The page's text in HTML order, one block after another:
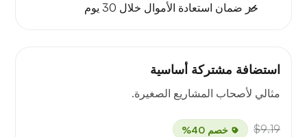
حر ضمان استعادة الأموال خلال 30 يوم
استضافة مشتركة أساسية
مثالي لأصحاب المشاريع الصغيرة.
$9.19 خصم 40%